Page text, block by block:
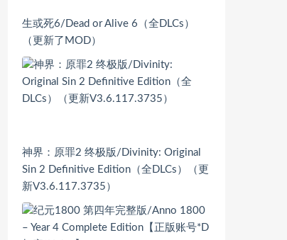
生或死6/Dead or Alive 6（全DLCs）
（更新了MOD）
神界：原罪2 终极版/Divinity: Original
Sin 2 Definitive Edition（全DLCs）（更
新V3.6.117.3735）